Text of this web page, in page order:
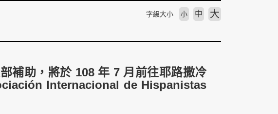
字級大小 小 中 大
補助，將於 108 年 7 月前往耶路撒冷
Internacional de Hispanistas